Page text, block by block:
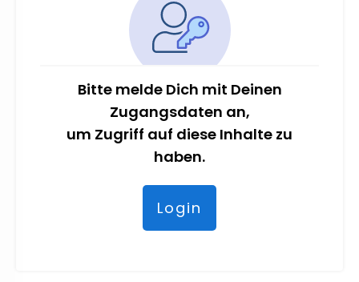
Bitte melde Dich mit Deinen
Zugangsdaten an,
um Zugriff auf diese Inhalte zu
haben.
Login